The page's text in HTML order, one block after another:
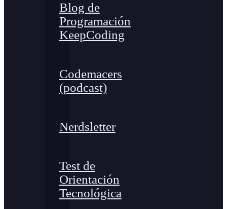
Blog de
Programación
KeepCoding
Codemacers
(podcast)
Nerdsletter
Test de
Orientación
Tecnológica